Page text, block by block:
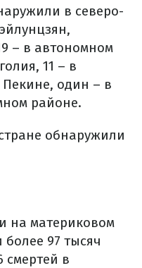
в северо-
– в автономном
11 – в
один – в
районе.
обнаружили
на материковом
более 97 тысяч
смертей в